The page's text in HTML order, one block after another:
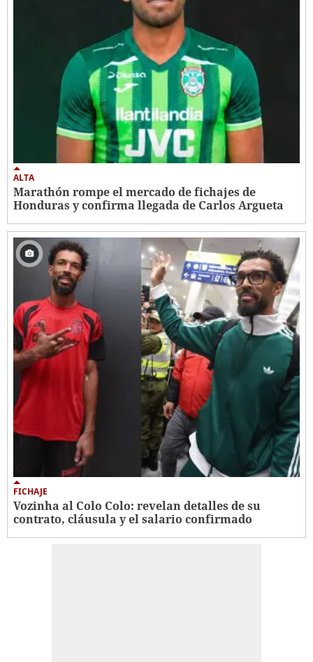
ALTA
Marathón rompe el mercado de fichajes de
Honduras y confirma llegada de Carlos Argueta
FICHAJE
Vozinha al Colo Colo: revelan detalles de su
contrato, cláusula y el salario confirmado